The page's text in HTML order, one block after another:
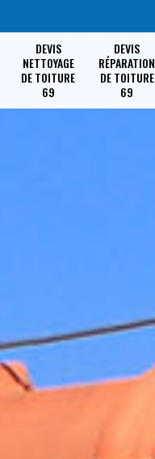
DEVIS
NETTOYAGE
DE TOITURE
69
DEVIS
RÉPARATION
DE TOITURE
69